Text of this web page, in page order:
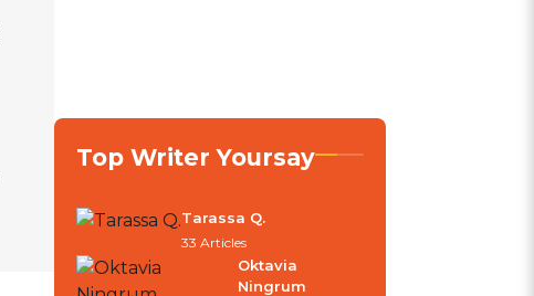
Top Writer Yoursay
Tarassa Q.
33 Articles
Oktavia
Ningrum